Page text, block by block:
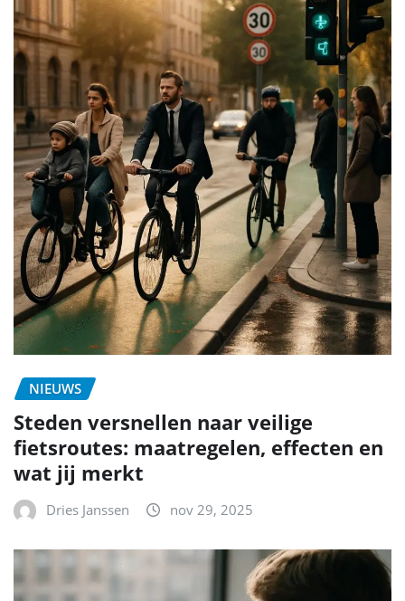
NIEUWS
Steden versnellen naar veilige
fietsroutes: maatregelen, effecten en
wat jij merkt
Dries Janssen nov 29, 2025